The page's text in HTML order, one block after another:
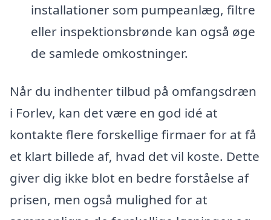
installationer som pumpeanlæg, filtre
eller inspektionsbrønde kan også øge
de samlede omkostninger.
Når du indhenter tilbud på omfangsdræn
i Forlev, kan det være en god idé at
kontakte flere forskellige firmaer for at få
et klart billede af, hvad det vil koste. Dette
giver dig ikke blot en bedre forståelse af
prisen, men også mulighed for at